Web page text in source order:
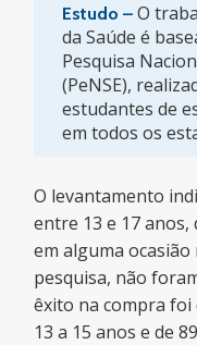
Estudo – O
da Saúde é
Pesquisa
(PeNSE),
estudantes de
em todos os
O levantamento
entre 13 e 17
em alguma ocasião
pesquisa, não
êxito na compra foi
13 a 15 anos e de